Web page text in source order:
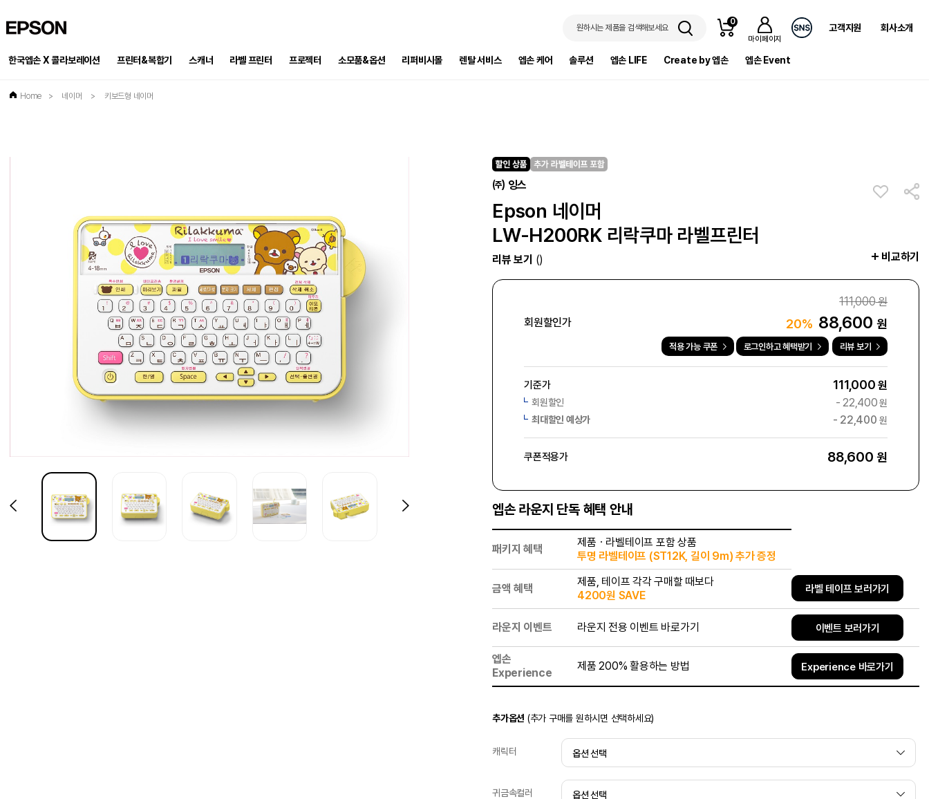
원하시는 제품을 검색해보세요
0
마이페이지
고객지원 회사소개
한국엡손 X 콜라보레이션 프린터&복합기 스캐너 라벨 프린터 프로젝터 소모품&옵션 리퍼비시몰 렌탈 서비스 엡손 케어 솔루션 엡손 LIFE Create by 엡손 엡손 Event
Home > 네이머 > 키보드형 네이머
㈜ 잉스
Epson 네이머
LW-H200RK 리락쿠마 라벨프린터
리뷰 보기 () 비교하기
111,000원
회원할인가
20% 88,600원
적용 가능 쿠폰 로그인하고 혜택받기 리뷰 보기
기준가 111,000원
회원할인 - 22,400원
최대할인 예상가
- 22,400 원
쿠폰적용가 88,600 원
엡손 라운지 단독 혜택 안내
패키지 혜택
제품ㆍ라벨테이프 포함 상품
투명 라벨테이프 (ST12K, 길이 9m) 추가 증정
금액 혜택
제품, 테이프 각각 구매할 때보다
4200원 SAVE
라벨 테이프 보러가기
라운지 이벤트 라운지 전용 이벤트 바로가기 이벤트 보러가기
엡손
Experience
제품 200% 활용하는 방법 Experience 바로가기
추가옵션 (추가 구매를 원하시면 선택하세요)
캐릭터
귀금속컬러